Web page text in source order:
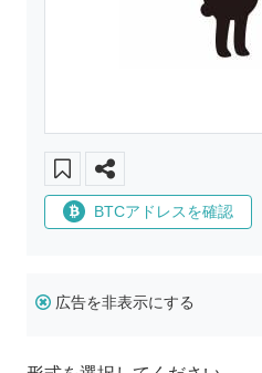
BTCアドレスを確認
広告を非表示にする